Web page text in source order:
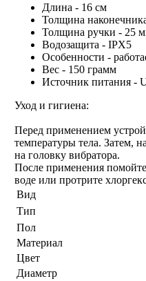
Длина - 16 см
Толщина
Толщина ручки - 25
Водозащита - IPX5
Особенности -
Вес - 150 грамм
Источник питания -
Уход и гигиена:
Перед применением
температуры тела. Затем,
на головку вибратора.
После применения
воде или протрите
Вид
Тип
Пол
Материал
Цвет
Диаметр